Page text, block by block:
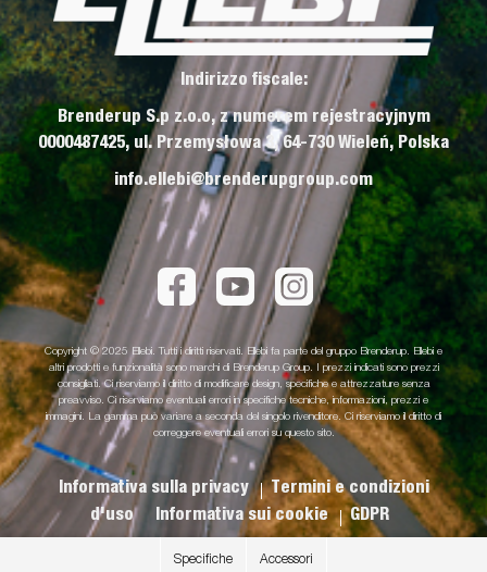
Specifiche Accessori
Indirizzo fiscale:
Brenderup S.p z.o.o, z numerem rejestracyjnym
0000487425, ul. Przemysłowa 3, 64-730 Wieleń, Polska
info.ellebi@brenderupgroup.com
Copyright © 2025 Ellebi. Tutti i diritti riservati. Ellebi fa parte del gruppo Brenderup. Ellebi e
altri prodotti e funzionalità sono marchi di Brenderup Group. I prezzi indicati sono prezzi
consigliati. Ci riserviamo il diritto di modificare design, specifiche e attrezzature senza
preavviso. Ci riserviamo eventuali errori in specifiche tecniche, informazioni, prezzi e
immagini. La gamma può variare a seconda del singolo rivenditore. Ci riserviamo il diritto di
correggere eventuali errori su questo sito.
Informativa sulla privacy
Termini e condizioni
d'uso
Informativa sui cookie GDPR